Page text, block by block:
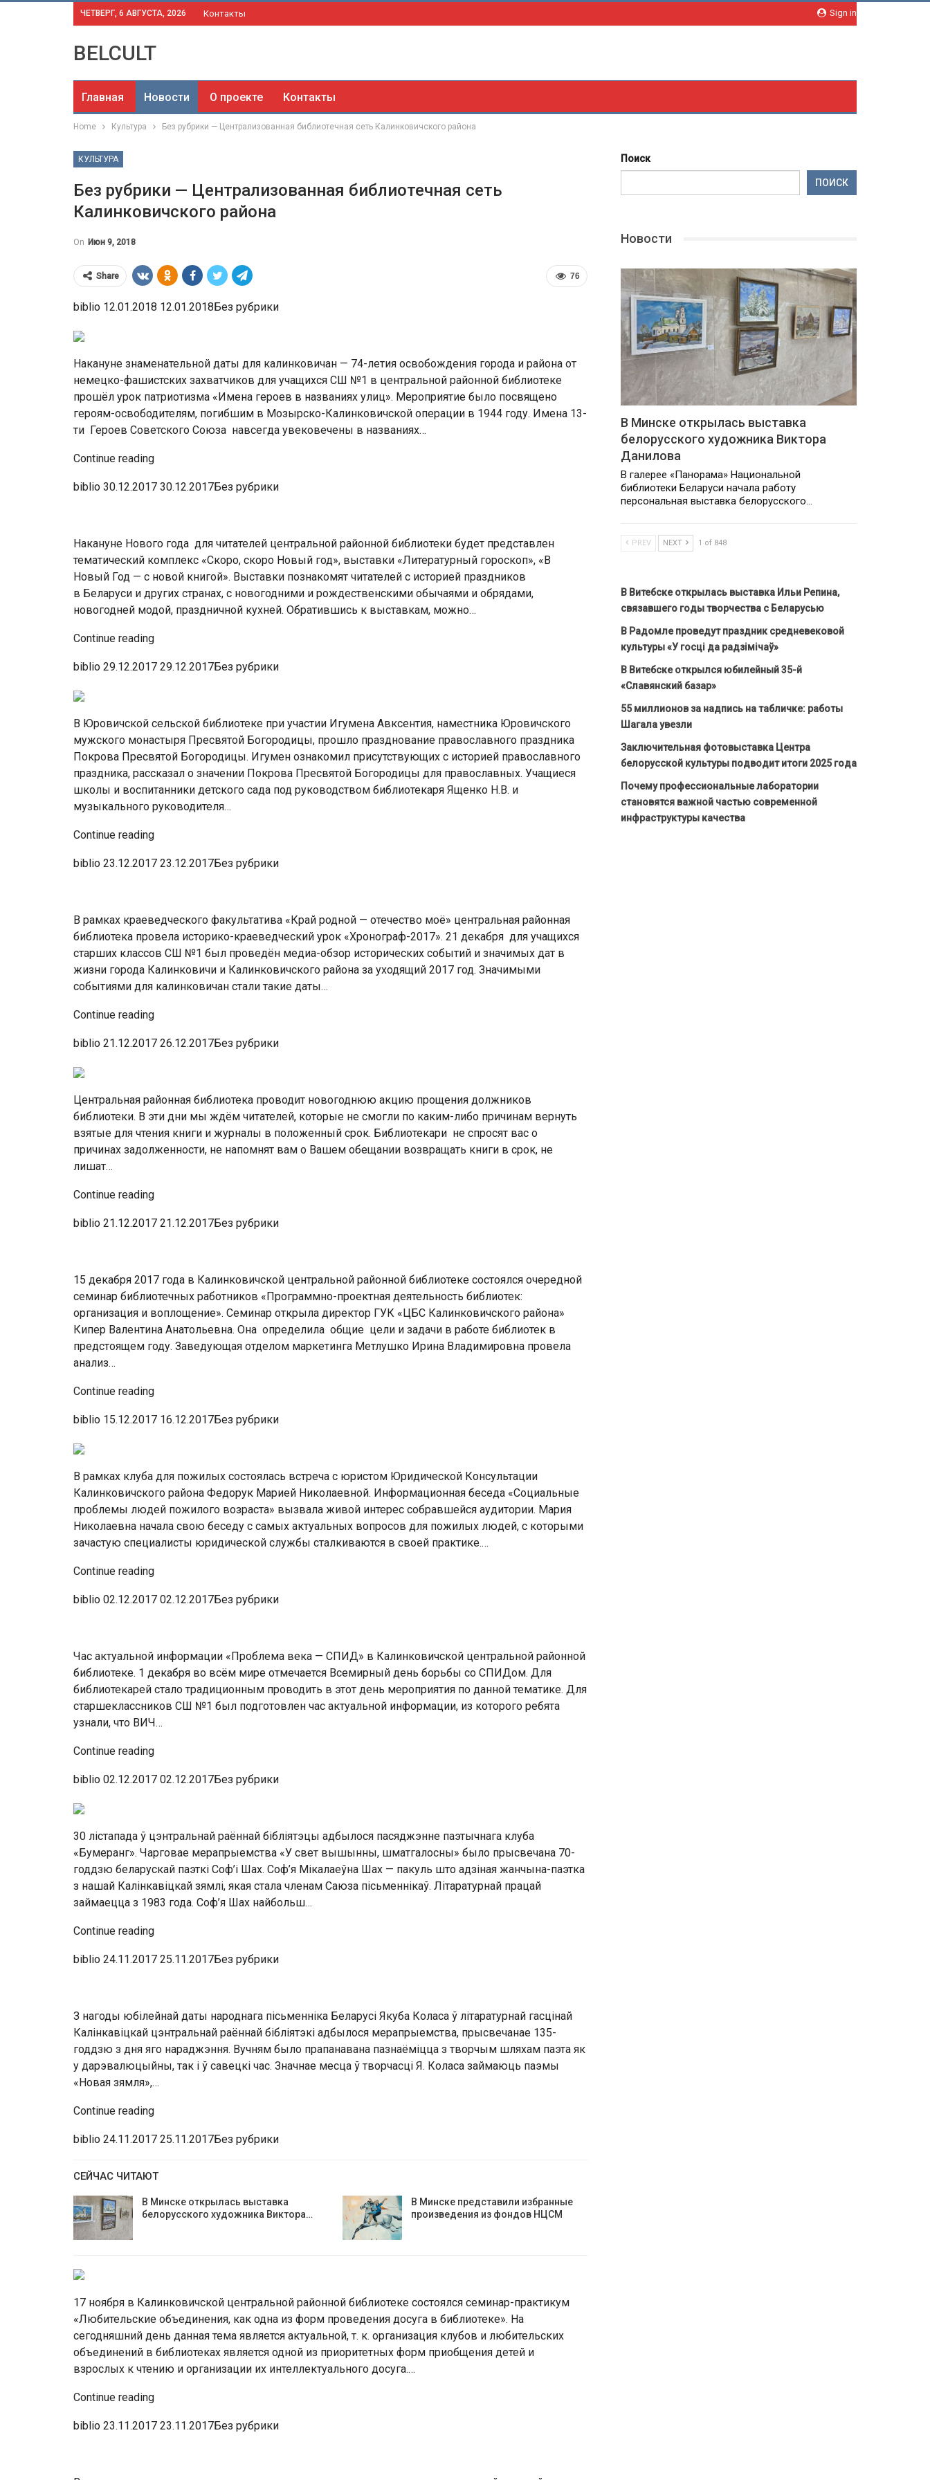
Sign in
ЧЕТВЕРГ, 6 АВГУСТА, 2026 Контакты
BELCULT
Главная Новости О проекте Контакты
Home Культура Без рубрики — Централизованная библиотечная сеть Калинковичского района
КУЛЬТУРА
Без рубрики — Централизованная библиотечная сеть
Калинковичского района
On Июн 9, 2018
76
Share
biblio 12.01.2018 12.01.2018Без рубрики
Накануне знаменательной даты для калинковичан — 74-летия освобождения города и района от
немецко-фашистских захватчиков для учащихся СШ №1 в центральной районной библиотеке
прошёл урок патриотизма «Имена героев в названиях улиц». Мероприятие было посвящено
героям-освободителям, погибшим в Мозырско-Калинковичской операции в 1944 году. Имена 13-
ти Героев Советского Союза навсегда увековечены в названиях…
Continue reading
biblio 30.12.2017 30.12.2017Без рубрики
Накануне Нового года для читателей центральной районной библиотеки будет представлен
тематический комплекс «Скоро, скоро Новый год», выставки «Литературный гороскоп», «В
Новый Год — с новой книгой». Выставки познакомят читателей с историей праздников
в Беларуси и других странах, с новогодними и рождественскими обычаями и обрядами,
новогодней модой, праздничной кухней. Обратившись к выставкам, можно…
Continue reading
biblio 29.12.2017 29.12.2017Без рубрики
В Юровичской сельской библиотеке при участии Игумена Авксентия, наместника Юровичского
мужского монастыря Пресвятой Богородицы, прошло празднование православного праздника
Покрова Пресвятой Богородицы. Игумен ознакомил присутствующих с историей православного
праздника, рассказал о значении Покрова Пресвятой Богородицы для православных. Учащиеся
школы и воспитанники детского сада под руководством библиотекаря Ященко Н.В. и
музыкального руководителя…
Continue reading
biblio 23.12.2017 23.12.2017Без рубрики
В рамках краеведческого факультатива «Край родной — отечество моё» центральная районная
библиотека провела историко-краеведческий урок «Хронограф-2017». 21 декабря для учащихся
старших классов СШ №1 был проведён медиа-обзор исторических событий и значимых дат в
жизни города Калинковичи и Калинковичского района за уходящий 2017 год. Значимыми
событиями для калинковичан стали такие даты…
Continue reading
biblio 21.12.2017 26.12.2017Без рубрики
Центральная районная библиотека проводит новогоднюю акцию прощения должников
библиотеки. В эти дни мы ждём читателей, которые не смогли по каким-либо причинам вернуть
взятые для чтения книги и журналы в положенный срок. Библиотекари не спросят вас о
причинах задолженности, не напомнят вам о Вашем обещании возвращать книги в срок, не
лишат…
Continue reading
biblio 21.12.2017 21.12.2017Без рубрики
15 декабря 2017 года в Калинковичской центральной районной библиотеке состоялся очередной
семинар библиотечных работников «Программно-проектная деятельность библиотек:
организация и воплощение». Семинар открыла директор ГУК «ЦБС Калинковичского района»
Кипер Валентина Анатольевна. Она определила общие цели и задачи в работе библиотек в
предстоящем году. Заведующая отделом маркетинга Метлушко Ирина Владимировна провела
анализ…
Continue reading
biblio 15.12.2017 16.12.2017Без рубрики
В рамках клуба для пожилых состоялась встреча с юристом Юридической Консультации
Калинковичского района Федорук Марией Николаевной. Информационная беседа «Социальные
проблемы людей пожилого возраста» вызвала живой интерес собравшейся аудитории. Мария
Николаевна начала свою беседу с самых актуальных вопросов для пожилых людей, с которыми
зачастую специалисты юридической службы сталкиваются в своей практике.…
Continue reading
biblio 02.12.2017 02.12.2017Без рубрики
Час актуальной информации «Проблема века — СПИД» в Калинковичской центральной районной
библиотеке. 1 декабря во всём мире отмечается Всемирный день борьбы со СПИДом. Для
библиотекарей стало традиционным проводить в этот день мероприятия по данной тематике. Для
старшеклассников СШ №1 был подготовлен час актуальной информации, из которого ребята
узнали, что ВИЧ…
Continue reading
biblio 02.12.2017 02.12.2017Без рубрики
30 лістапада ў цэнтральнай раённай бібліятэцы адбылося пасяджэнне паэтычнага клуба
«Бумеранг». Чарговае мерапрыемства «У свет вышынны, шматгалосны» было прысвечана 70-
годдзю беларускай паэткі Соф’і Шах. Соф’я Мікалаеўна Шах — пакуль што адзіная жанчына-паэтка
з нашай Калінкавіцкай зямлі, якая стала членам Саюза пісьменнікаў. Літаратурнай працай
займаецца з 1983 года. Соф’я Шах найбольш…
Continue reading
biblio 24.11.2017 25.11.2017Без рубрики
З нагоды юбілейнай даты народнага пісьменніка Беларусі Якуба Коласа ў літаратурнай гасцінай
Калінкавіцкай цэнтральнай раённай бібліятэкі адбылося мерапрыемства, прысвечанае 135-
годдзю з дня яго нараджэння. Вучням было прапанавана пазнаёміцца з творчым шляхам паэта як
у дарэвалюцыйны, так і ў савецкі час. Значнае месца ў творчасці Я. Коласа займаюць паэмы
«Новая зямля»,…
Continue reading
biblio 24.11.2017 25.11.2017Без рубрики
СЕЙЧАС ЧИТАЮТ
В Минске открылась выставка
белорусского художника Виктора…
В Минске представили избранные
произведения из фондов НЦСМ
17 ноября в Калинковичской центральной районной библиотеке состоялся семинар-практикум
«Любительские объединения, как одна из форм проведения досуга в библиотеке». На
сегодняшний день данная тема является актуальной, т. к. организация клубов и любительских
объединений в библиотеках является одной из приоритетных форм приобщения детей и
взрослых к чтению и организации их интеллектуального досуга.…
Continue reading
biblio 23.11.2017 23.11.2017Без рубрики
Поиск
ПОИСК
Новости
В Минске открылась выставка
белорусского художника Виктора
Данилова
В галерее «Панорама» Национальной
библиотеки Беларуси начала работу
персональная выставка белорусского…
PREV NEXT 1 of 848
В Витебске открылась выставка Ильи Репина,
связавшего годы творчества с Беларусью
В Радомле проведут праздник средневековой
культуры «У госці да радзімічаў»
В Витебске открылся юбилейный 35-й
«Славянский базар»
55 миллионов за надпись на табличке: работы
Шагала увезли
Заключительная фотовыставка Центра
белорусской культуры подводит итоги 2025 года
Почему профессиональные лаборатории
становятся важной частью современной
инфраструктуры качества